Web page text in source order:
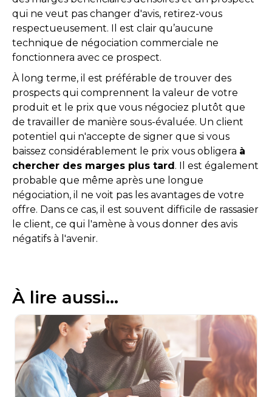
qui ne veut pas changer d'avis, retirez-vous
respectueusement. Il est clair qu’aucune
technique de négociation commerciale ne
fonctionnera avec ce prospect.
À long terme, il est préférable de trouver des
prospects qui comprennent la valeur de votre
produit et le prix que vous négociez plutôt que
de travailler de manière sous-évaluée. Un client
potentiel qui n'accepte de signer que si vous
baissez considérablement le prix vous obligera à
chercher des marges plus tard. Il est également
probable que même après une longue
négociation, il ne voit pas les avantages de votre
offre. Dans ce cas, il est souvent difficile de rassasier
le client, ce qui l'amène à vous donner des avis
négatifs à l'avenir.
À lire aussi...